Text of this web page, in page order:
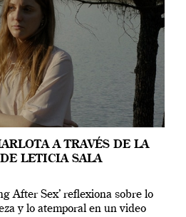
A TRAVÉS DE LA
LETICIA SALA
After Sex’ reflexiona sobre lo
y lo atemporal en un video